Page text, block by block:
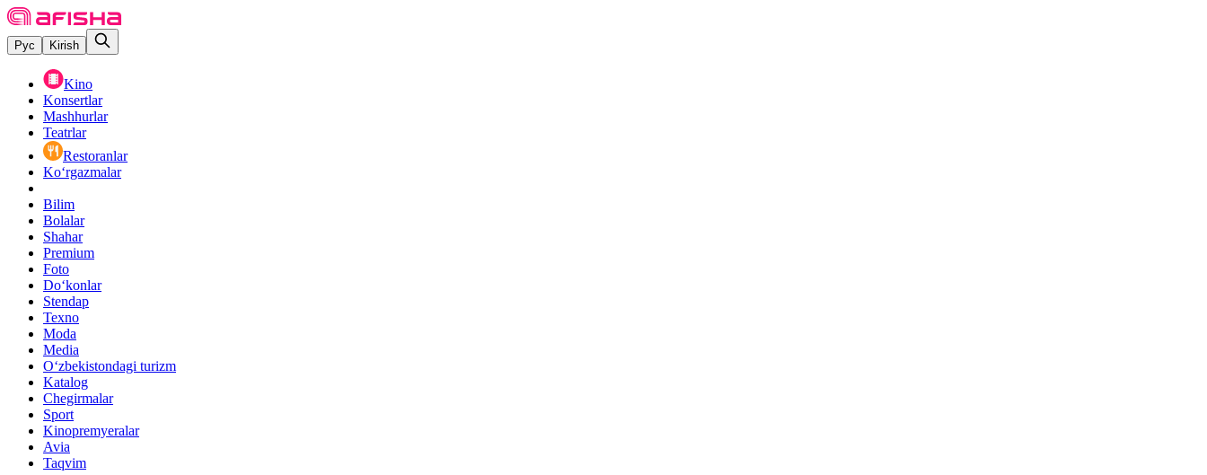
Рус Kirish
Kino
Konsertlar
Mashhurlar
Teatrlar
Restoranlar
Ko‘rgazmalar
Bilim
Bolalar
Shahar
Premium
Foto
Do‘konlar
Stendap
Texno
Moda
Media
O‘zbekistondagi turizm
Katalog
Chegirmalar
Sport
Kinopremyeralar
Avia
Taqvim